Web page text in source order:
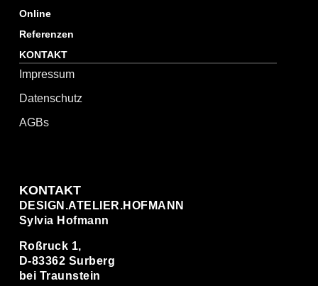
Online
Referenzen
KONTAKT
Impressum
Datenschutz
AGBs
KONTAKT
DESIGN.ATELIER.HOFMANN
Sylvia Hofmann
Roßruck 1,
D-83362 Surberg
bei Traunstein